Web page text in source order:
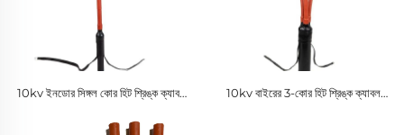
10kv ইনডোর সিঙ্গল কোর হিট শ্রিঙ্ক ক্যাবল
অ্যাক্সেসরিজ ফর লো ভোল্টেজ অ্যাপ্লিকেশন
10kv বাইরের 3-কোর হিট শ্রিঙ্ক ক্যাবল